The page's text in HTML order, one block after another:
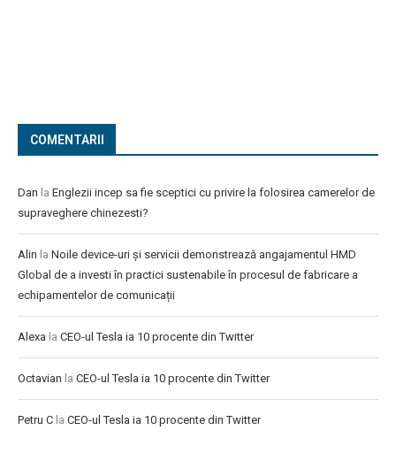
COMENTARII
Dan la Englezii incep sa fie sceptici cu privire la folosirea camerelor de
supraveghere chinezesti?
Alin la Noile device-uri și servicii demonstrează angajamentul HMD
Global de a investi în practici sustenabile în procesul de fabricare a
echipamentelor de comunicații
Alexa la CEO-ul Tesla ia 10 procente din Twitter
Octavian la CEO-ul Tesla ia 10 procente din Twitter
Petru C la CEO-ul Tesla ia 10 procente din Twitter